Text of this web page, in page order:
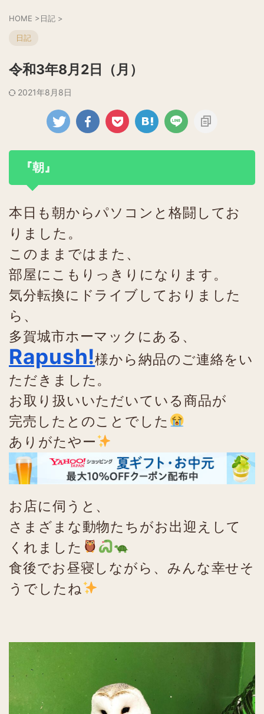
HOME >日記 >
日記
令和3年8月2日（月）
2021年8月8日
『朝』
本日も朝からパソコンと格闘してお
りました。
このままではまた、
部屋にこもりっきりになります。
気分転換にドライブしておりました
ら、
多賀城市ホーマックにある、
Rapush!様から納品のご連絡をい
ただきました。
お取り扱いいただいている商品が
完売したとのことでした
ありがたやー
お店に伺うと、
さまざまな動物たちがお出迎えして
くれました
食後でお昼寝しながら、みんな幸せそ
うでしたね